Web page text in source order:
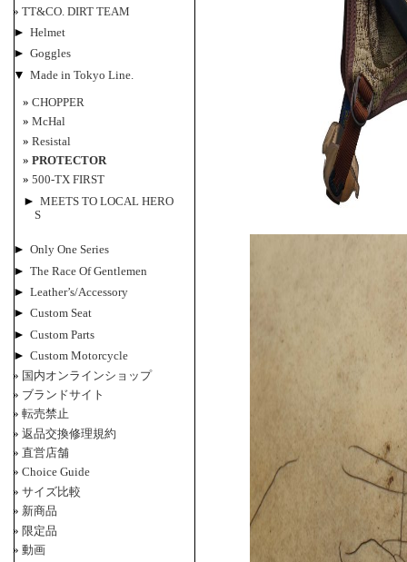
TT&CO. DIRT TEAM
► Helmet
► Goggles
▼ Made in Tokyo Line.
CHOPPER
McHal
Resistal
PROTECTOR
500-TX FIRST
► MEETS TO LOCAL HERO
S
► Only One Series
► The Race Of Gentlemen
► Leather’s/Accessory
► Custom Seat
► Custom Parts
► Custom Motorcycle
国内オンラインショップ
ブランドサイト
転売禁止
返品交換修理規約
直営店舗
Choice Guide
サイズ比較
新商品
限定品
動画